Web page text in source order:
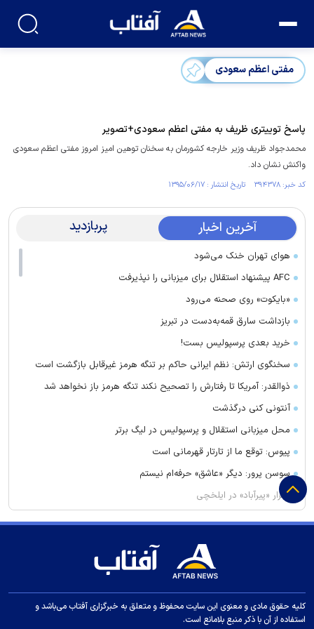
مفتی اعظم سعودی
پاسخ توییتری ظریف به مفتی اعظم سعودی+تصویر
محمدجواد ظریف وزیر خارجه کشورمان به سخنان توهین امیز امروز مفتی اعظم سعودی
واکنش نشان داد.
کد خبر: ۳۹۴۳۷۸ تاریخ انتشار : ۱۳۹۵/۰۶/۱۷
آخرین اخبار پربازدید
هوای تهران خنک می‌شود
AFC پیشنهاد استقلال برای میزبانی را نپذیرفت
«بایکوت» روی صحنه می‌رود
بازداشت سارق قمه‌به‌دست در تبریز
خرید بعدی پرسپولیس بست!
سخنگوی ارتش: نظم ایرانی حاکم بر تنگه هرمز غیرقابل بازگشت است
ذوالقدر: آمریکا تا رفتارش را تصحیح نکند تنگه هرمز باز نخواهد شد
آنتونی کنی درگذشت
محل میزبانی استقلال و پرسپولیس در لیگ برتر
پیوس: توقع ما از تارتار قهرمانی است
سوسن پرور: دیگر «عاشق» حرفه‌ام نیستم
اسرار «پیرآباد» در ایلخچی
قیمت امروز طلا چند؟ / سکه در آستانه بازگشت به کانال ۱۸۸ میلیون
فرهاد مجیدی قهرمانی آسیا را به رخ کشید!
سعید آقاخانی و حجازی‌فر در یک سریال تاریخی
اتفاق عجیب در صورت‌های مالی باشگاه استقلال
کلیه حقوق مادی و معنوی این سایت محفوظ و متعلق به خبرگزاری آفتاب می‌باشد و
استفاده از آن با ذکر منبع بلامانع است.